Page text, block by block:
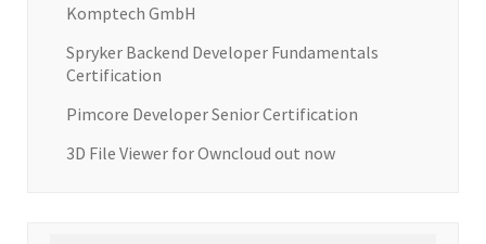
Komptech GmbH
Spryker Backend Developer Fundamentals
Certification
Pimcore Developer Senior Certification
3D File Viewer for Owncloud out now